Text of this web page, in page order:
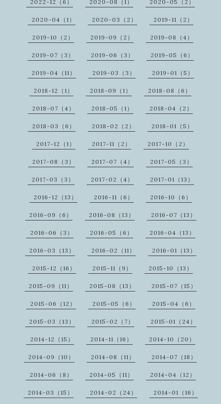
2022-12（6） 2020-08（1） 2020-05（2）
2020-04（1） 2020-03（2） 2019-11（2）
2019-10（2） 2019-09（2） 2019-08（4）
2019-07（3） 2019-06（3） 2019-05（6）
2019-04（11） 2019-03（3） 2019-01（5）
2018-12（1） 2018-09（1） 2018-08（6）
2018-07（4） 2018-05（1） 2018-04（2）
2018-03（6） 2018-02（2） 2018-01（5）
2017-12（1） 2017-11（2） 2017-10（2）
2017-08（3） 2017-07（4） 2017-05（3）
2017-03（3） 2017-02（4） 2017-01（13）
2016-12（13） 2016-11（6） 2016-10（6）
2016-09（6） 2016-08（13） 2016-07（13）
2016-06（3） 2016-05（6） 2016-04（13）
2016-03（13） 2016-02（11） 2016-01（13）
2015-12（16） 2015-11（9） 2015-10（13）
2015-09（11） 2015-08（13） 2015-07（15）
2015-06（12） 2015-05（6） 2015-04（6）
2015-03（13） 2015-02（7） 2015-01（24）
2014-12（15） 2014-11（16） 2014-10（20）
2014-09（10） 2014-08（11） 2014-07（18）
2014-06（8） 2014-05（11） 2014-04（12）
2014-03（15） 2014-02（24） 2014-01（16）